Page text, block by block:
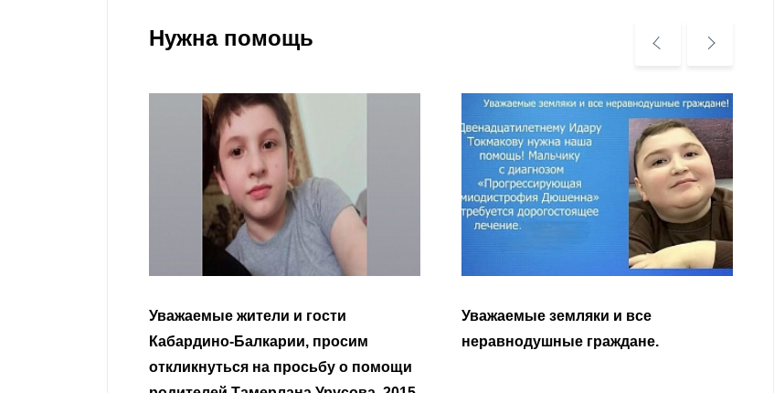
Нужна помощь
Уважаемые земляки и все
неравнодушные граждане.
Читать далее